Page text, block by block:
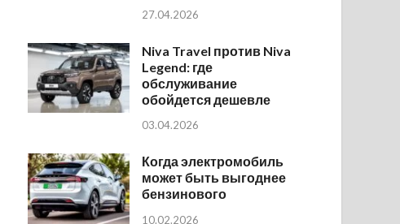
27.04.2026
Niva Travel против Niva
Legend: где
обслуживание
обойдется дешевле
03.04.2026
Когда электромобиль
может быть выгоднее
бензинового
10.02.2026